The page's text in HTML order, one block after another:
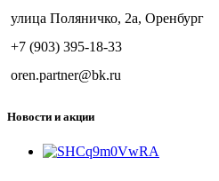
улица Поляничко, 2а, Оренбург
+7 (903) 395-18-33
oren.partner@bk.ru
Новости и акции